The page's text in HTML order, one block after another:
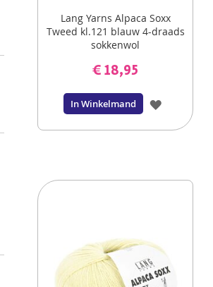
Lang Yarns Alpaca Soxx
Tweed kl.121 blauw 4-draads
sokkenwol
€ 18,95
In Winkelmand
VOEG
TOE